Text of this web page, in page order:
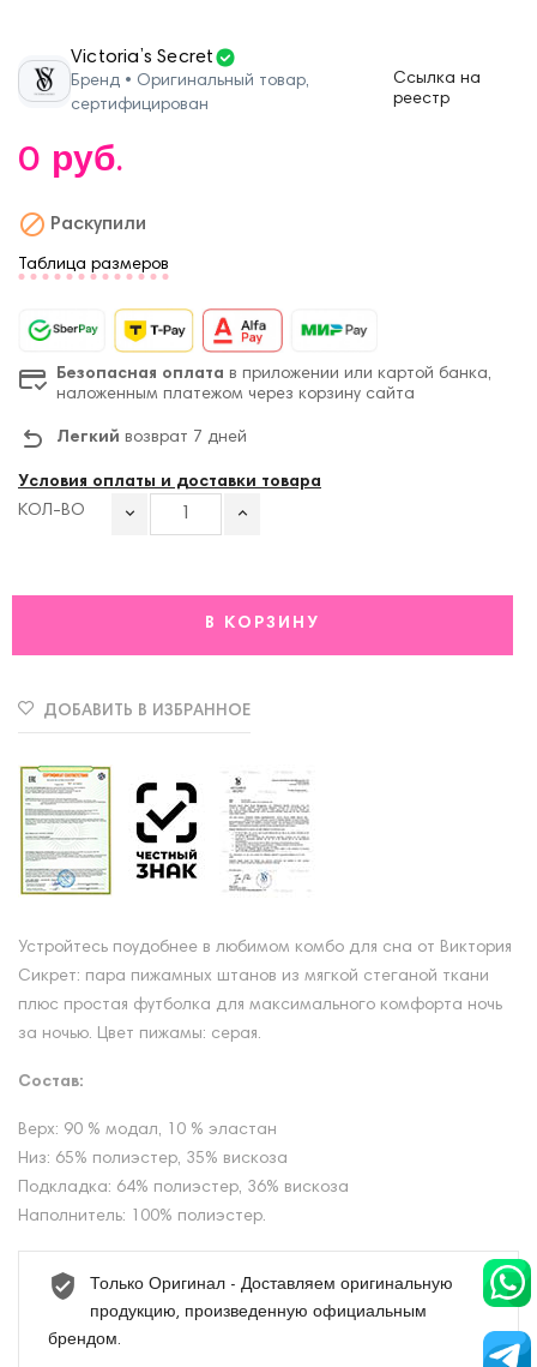
Victoria’s Secret
Бренд • Оригинальный товар,
сертифицирован
Ссылка на
реестр
0 руб.
 Раскупили
Таблица размеров
Безопасная оплата в приложении или картой банка,
наложенным платежом через корзину сайта
Легкий возврат 7 дней
Условия оплаты и доставки товара
КОЛ-ВО
В КОРЗИНУ
ДОБАВИТЬ В ИЗБРАННОЕ
Устройтесь поудобнее в любимом комбо для сна от Виктория
Сикрет: пара пижамных штанов из мягкой стеганой ткани
плюс простая футболка для максимального комфорта ночь
за ночью. Цвет пижамы: серая.
Состав:
Верх: 90 % модал, 10 % эластан
Низ: 65% полиэстер, 35% вискоза
Подкладка: 64% полиэстер, 36% вискоза
Наполнитель: 100% полиэстер.
Только Оригинал - Доставляем оригинальную
продукцию, произведенную официальным
брендом.